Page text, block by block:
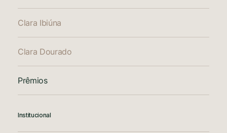
Clara Ibiúna
Clara Dourado
Prêmios
Institucional